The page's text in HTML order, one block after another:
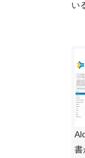
い
書